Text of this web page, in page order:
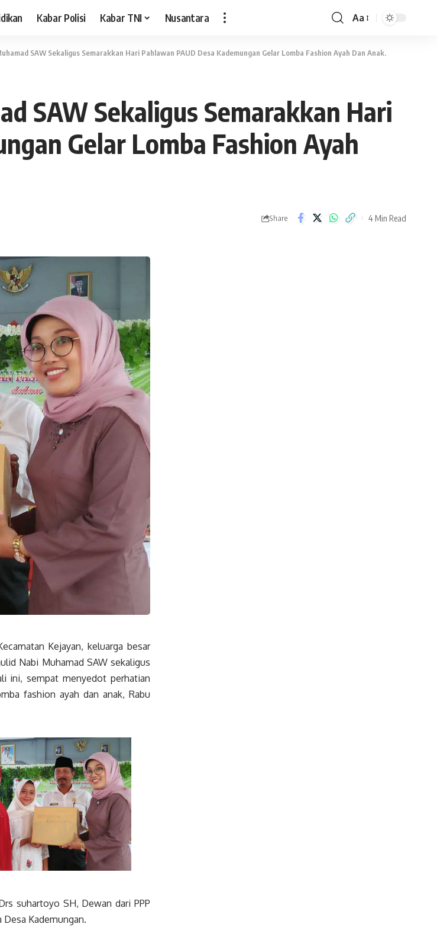
Kabar Polisi Kabar TNI Nusantara
Font
Aa
SAW Sekaligus Semarakkan Hari Pahlawan PAUD Desa Kademungan Gelar Lomba Fashion Ayah Dan Anak.
SAW Sekaligus Semarakkan Hari
Gelar Lomba Fashion Ayah
Share 4 Min Read
Kejayan, keluarga besar
Nabi Muhamad SAW sekaligus
ini, sempat menyedot perhatian
fashion ayah dan anak, Rabu
suhartoyo SH, Dewan dari PPP
Desa Kademungan.